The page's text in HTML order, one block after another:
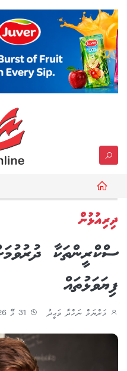
ދިރިއުޅުން
ސްކްރީންތަކާ
ފިޔަވަޅުތައް
މަރްޔަމް ނަހްދާ ވަޙީދު